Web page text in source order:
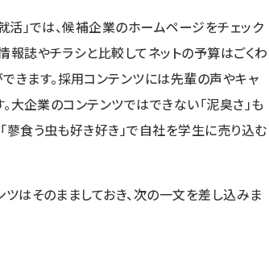
活」では、候補企業のホームページをチェック
報誌やチラシと比較してネットの予算はごくわ
きます。採用コンテンツには先輩の声やキャ
。大企業のコンテンツではできない「泥臭さ」も
蓼食う虫も好き好き」で自社を学生に売り込む
はそのまましておき、次の一文を差し込みま